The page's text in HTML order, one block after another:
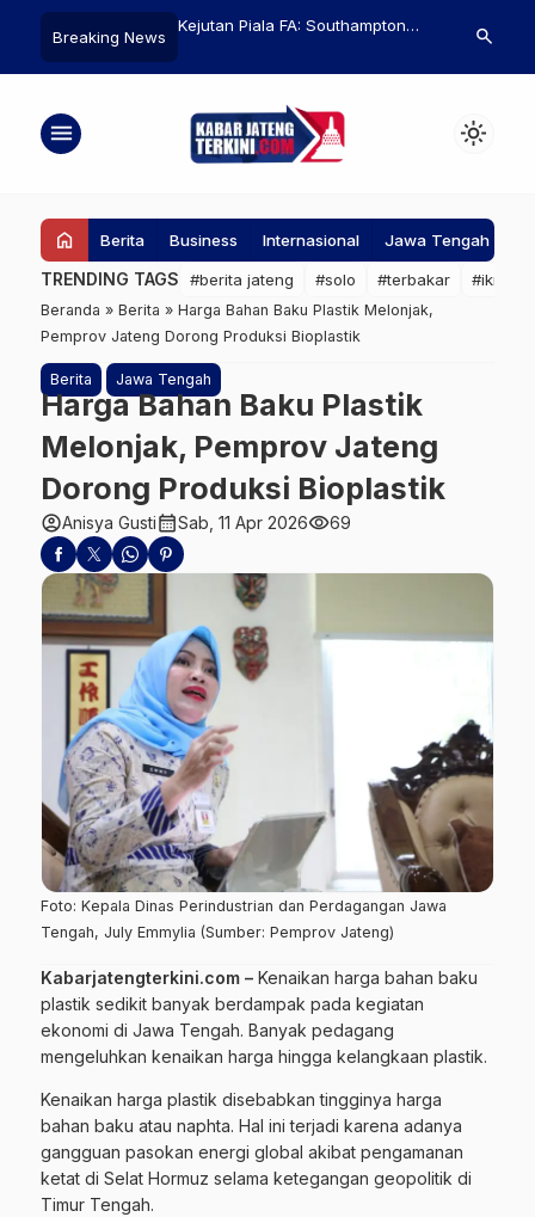
Breaking News
untuk
Pengelolaan
Kejutan Piala FA: Southampton
Quadruple Skuad Mikel Arteta
Stunting
Semarang
search
menu light_mode
home Berita Business Internasional Jawa Tengah
TRENDING TAGS #berita jateng #solo #terbakar #ikn
Beranda » Berita » Harga Bahan Baku Plastik Melonjak,
Pemprov Jateng Dorong Produksi Bioplastik
Berita Jawa Tengah
Harga Bahan Baku Plastik
Melonjak, Pemprov Jateng
Dorong Produksi Bioplastik
account_circleAnisya Gusticalendar_monthSab, 11 Apr 2026visibility69
Foto: Kepala Dinas Perindustrian dan Perdagangan Jawa
Tengah, July Emmylia (Sumber: Pemprov Jateng)
Kabarjatengterkini.com – Kenaikan harga bahan baku
plastik sedikit banyak berdampak pada kegiatan
ekonomi di Jawa Tengah. Banyak pedagang
mengeluhkan kenaikan harga hingga kelangkaan plastik.
Kenaikan harga plastik disebabkan tingginya harga
bahan baku atau naphta. Hal ini terjadi karena adanya
gangguan pasokan energi global akibat pengamanan
ketat di Selat Hormuz selama ketegangan geopolitik di
Timur Tengah.